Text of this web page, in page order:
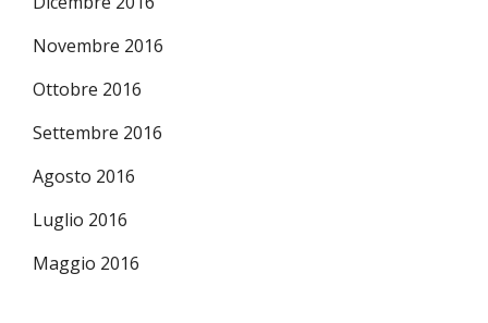
Novembre 2016
Ottobre 2016
Settembre 2016
Agosto 2016
Luglio 2016
Maggio 2016